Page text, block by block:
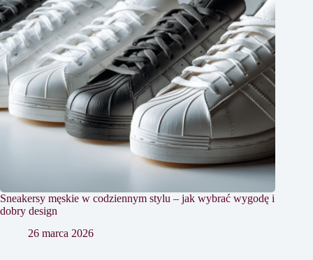
Sneakersy męskie w codziennym stylu – jak wybrać wygodę i
dobry design
26 marca 2026